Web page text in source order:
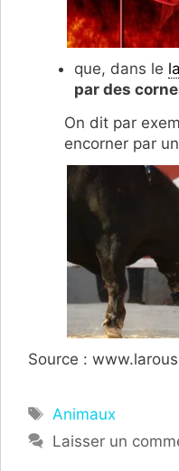
que, dans le
par des
On dit par
encorner par
Source :
Étiquettes
Animaux
Laisser un